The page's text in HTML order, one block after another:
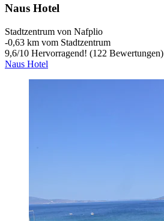
Naus Hotel
Stadtzentrum von Nafplio
‐0,63 km vom Stadtzentrum
9,6/10 Hervorragend! (122 Bewertungen)
Naus Hotel